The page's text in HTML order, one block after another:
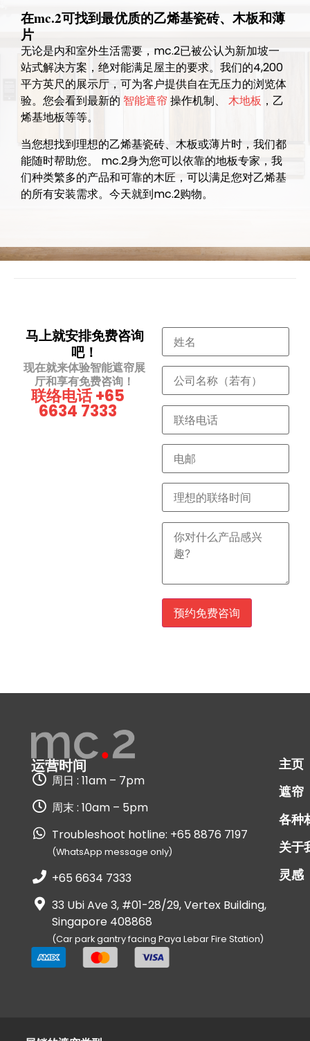
在mc.2可找到最优质的乙烯基瓷砖、木板和薄
片
无论是内和室外生活需要，mc.2已被公认为新加坡一
站式解决方案，绝对能满足屋主的要求。我们的4,200
平方英尺的展示厅，可为客户提供自在无压力的浏览体
验。您会看到最新的 智能遮帘 操作机制、 木地板 ，乙
烯基地板等等。
当您想找到理想的乙烯基瓷砖、木板或薄片时，我们都
能随时帮助您。 mc.2身为您可以依靠的地板专家，我
们种类繁多的产品和可靠的木匠，可以满足您对乙烯基
的所有安装需求。今天就到mc.2购物。
马上就安排免费咨询
吧！
现在就来体验智能遮帘展
厅和享有免费咨询！
联络电话 +65
6634 7333
主页
遮帘
各种
关于
灵感
运营时间
周日 : 11am – 7pm
周末 : 10am – 5pm
Troubleshoot hotline: +65 8876 7197
(WhatsApp message only)
+65 6634 7333
33 Ubi Ave 3, #01-28/29, Vertex Building,
Singapore 408868
(Car park gantry facing Paya Lebar Fire Station)